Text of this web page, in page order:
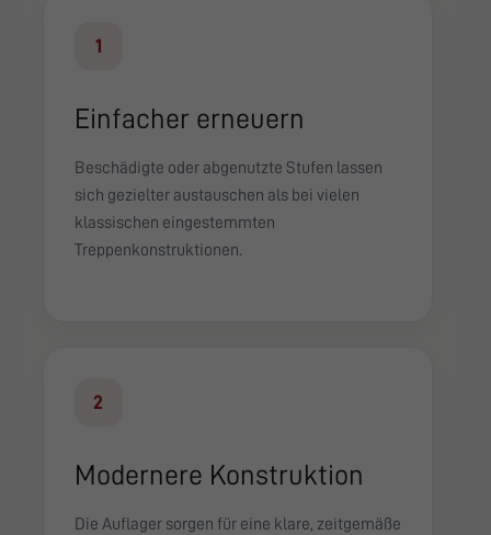
1
Einfacher erneuern
Beschädigte oder abgenutzte Stufen lassen
sich gezielter austauschen als bei vielen
klassischen eingestemmten
Treppenkonstruktionen.
2
Modernere Konstruktion
Die Auflager sorgen für eine klare, zeitgemäße